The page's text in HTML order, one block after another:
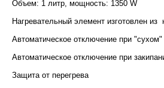
Объем: 1 литр, мощность: 1350 W
Нагревательный элемент изготовлен
Автоматическое отключение при
Автоматическое отключение при
Защита от перегрева